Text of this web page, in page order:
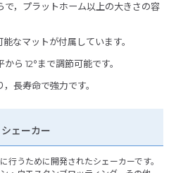
で，プラットホーム以上の大きさの容
なマットが付属しています。
ら 12°まで調節可能です。
長寿命で強力です。
ェーカー
行うために開発されたシェーカーです。